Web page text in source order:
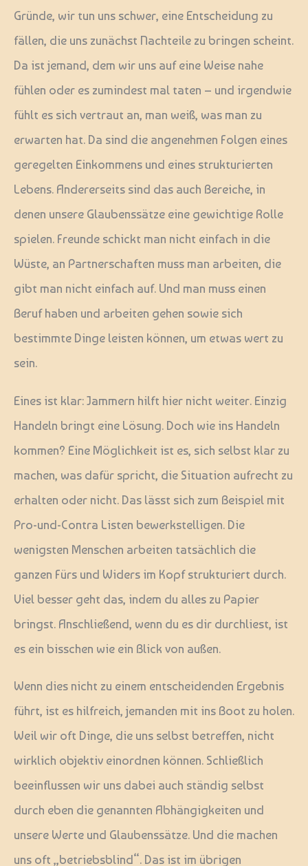
Gründe, wir tun uns schwer, eine Entscheidung zu
fällen, die uns zunächst Nachteile zu bringen scheint.
Da ist jemand, dem wir uns auf eine Weise nahe
fühlen oder es zumindest mal taten – und irgendwie
fühlt es sich vertraut an, man weiß, was man zu
erwarten hat. Da sind die angenehmen Folgen eines
geregelten Einkommens und eines strukturierten
Lebens. Andererseits sind das auch Bereiche, in
denen unsere Glaubenssätze eine gewichtige Rolle
spielen. Freunde schickt man nicht einfach in die
Wüste, an Partnerschaften muss man arbeiten, die
gibt man nicht einfach auf. Und man muss einen
Beruf haben und arbeiten gehen sowie sich
bestimmte Dinge leisten können, um etwas wert zu
sein.
Eines ist klar: Jammern hilft hier nicht weiter. Einzig
Handeln bringt eine Lösung. Doch wie ins Handeln
kommen? Eine Möglichkeit ist es, sich selbst klar zu
machen, was dafür spricht, die Situation aufrecht zu
erhalten oder nicht. Das lässt sich zum Beispiel mit
Pro-und-Contra Listen bewerkstelligen. Die
wenigsten Menschen arbeiten tatsächlich die
ganzen Fürs und Widers im Kopf strukturiert durch.
Viel besser geht das, indem du alles zu Papier
bringst. Anschließend, wenn du es dir durchliest, ist
es ein bisschen wie ein Blick von außen.
Wenn dies nicht zu einem entscheidenden Ergebnis
führt, ist es hilfreich, jemanden mit ins Boot zu holen.
Weil wir oft Dinge, die uns selbst betreffen, nicht
wirklich objektiv einordnen können. Schließlich
beeinflussen wir uns dabei auch ständig selbst
durch eben die genannten Abhängigkeiten und
unsere Werte und Glaubenssätze. Und die machen
uns oft „betriebsblind“. Das ist im übrigen